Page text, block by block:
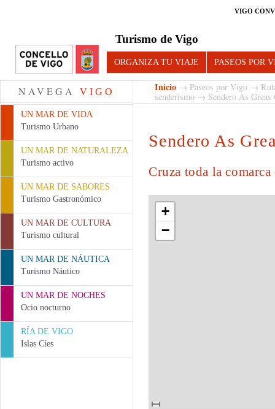
VIGO
Turismo de Vigo
ORGANIZA TU VIAJE PASEOS POR
NAVEGA VIGO
UN MAR DE VIDA
Turismo Urbano
UN MAR DE NATURALEZA
Turismo activo
UN MAR DE SABORES
Turismo Gastronómico
UN MAR DE CULTURA
Turismo cultural
UN MAR DE NÁUTICA
Turismo Náutico
UN MAR DE NOCHES
Ocio nocturno
RÍA DE VIGO
Islas Cíes
Inicio → Paseos por Vigo →
senderismo → Sendero As Greas
Sendero As
Cruza toda la
+
−